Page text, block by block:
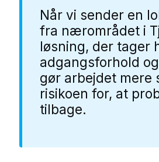
Når vi sender en
fra nærområdet i
løsning, der tager
adgangsforhold
gør arbejdet mere
risikoen for, at
tilbage.